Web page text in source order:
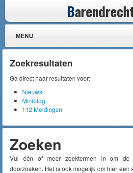
B
MENU
Zoekresultaten
Ga direct naar resultaten voor:
Nieuws
Miniblog
112 Meldingen
Zoeken
Vul één of meer zoektermen in om de
doorzoeken. Het is ook mogelijk om hier een